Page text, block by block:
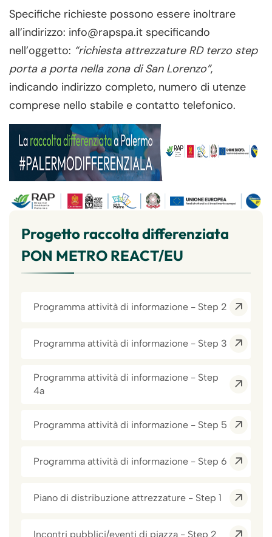
Specifiche richieste possono essere inoltrare
all’indirizzo: info@rapspa.it specificando
nell’oggetto: “richiesta attrezzature RD terzo step
porta a porta nella zona di San Lorenzo”,
indicando indirizzo completo, numero di utenze
comprese nello stabile e contatto telefonico.
Progetto raccolta differenziata
PON METRO REACT/EU
Programma attività di informazione - Step 2
Programma attività di informazione - Step 3
Programma attività di informazione - Step
4a
Programma attività di informazione - Step 5
Programma attività di informazione - Step 6
Piano di distribuzione attrezzature - Step 1
Incontri pubblici/eventi di piazza - Step 2